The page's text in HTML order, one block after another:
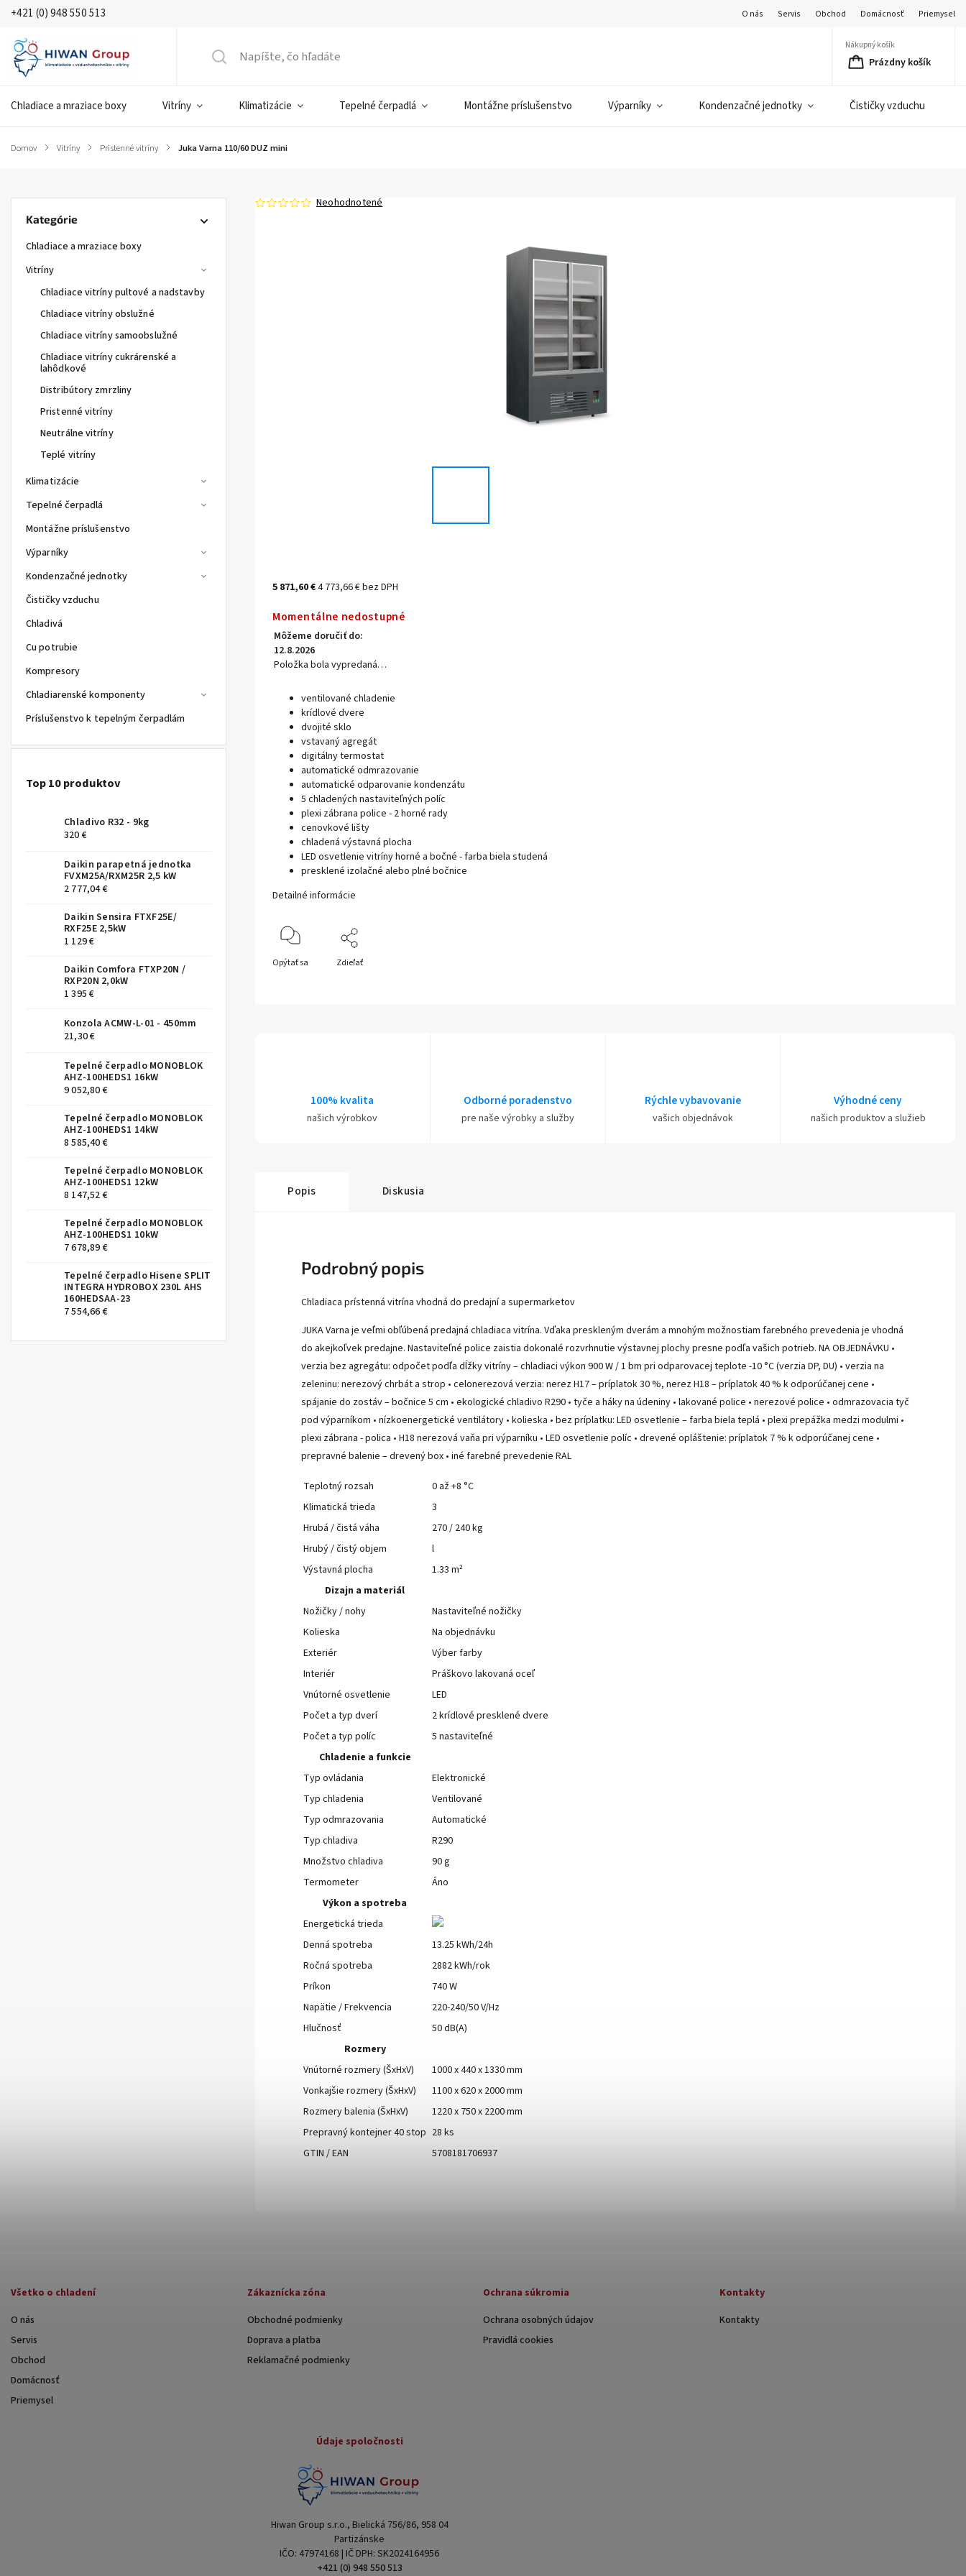
+421 (0) 948 550 513 O nás Servis Obchod Domácnosť Priemysel
Nákupný košík
Prázdny košík
Chladiace a mraziace boxy Vitríny Klimatizácie Tepelné čerpadlá Montážne príslušenstvo Výparníky Kondenzačné jednotky Čističky vzduchu
Domov / Vitríny / Pristenné vitríny / Juka Varna 110/60 DUZ mini
Kategórie
Chladiace a mraziace boxy
Vitríny
Chladiace vitríny pultové a nadstavby
Chladiace vitríny obslužné
Chladiace vitríny samoobslužné
Chladiace vitríny cukrárenské a
lahôdkové
Distribútory zmrzliny
Pristenné vitríny
Neutrálne vitríny
Teplé vitríny
Klimatizácie
Tepelné čerpadlá
Montážne príslušenstvo
Výparníky
Kondenzačné jednotky
Čističky vzduchu
Chladivá
Cu potrubie
Kompresory
Chladiarenské komponenty
Príslušenstvo k tepelným čerpadlám
Top 10 produktov
Chladivo R32 - 9kg
320 €
Daikin parapetná jednotka
FVXM25A/RXM25R 2,5 kW
2 777,04 €
Daikin Sensira FTXF25E/
RXF25E 2,5kW
1 129 €
Daikin Comfora FTXP20N /
RXP20N 2,0kW
1 395 €
Konzola ACMW-L-01 - 450mm
21,30 €
Tepelné čerpadlo MONOBLOK
AHZ-100HEDS1 16kW
9 052,80 €
Tepelné čerpadlo MONOBLOK
AHZ-100HEDS1 14kW
8 585,40 €
Tepelné čerpadlo MONOBLOK
AHZ-100HEDS1 12kW
8 147,52 €
Tepelné čerpadlo MONOBLOK
AHZ-100HEDS1 10kW
7 678,89 €
Tepelné čerpadlo Hisene SPLIT
INTEGRA HYDROBOX 230L AHS
160HEDSAA-23
7 554,66 €
Neohodnotené
5 871,60 €4 773,66 € bez DPH
Momentálne nedostupné
Môžeme doručiť do:
12.8.2026
Položka bola vypredaná…
ventilované chladenie
krídlové dvere
dvojité sklo
vstavaný agregát
digitálny termostat
automatické odmrazovanie
automatické odparovanie kondenzátu
5 chladených nastaviteľných políc
plexi zábrana police - 2 horné rady
cenovkové lišty
chladená výstavná plocha
LED osvetlenie vitríny horné a bočné - farba biela studená
presklené izolačné alebo plné bočnice
Detailné informácie
Opýtať sa Zdieľať
100% kvalita
našich výrobkov
Odborné poradenstvo
pre naše výrobky a služby
Rýchle vybavovanie
vašich objednávok
Výhodné ceny
našich produktov a služieb
Popis Diskusia
Podrobný popis
Chladiaca prístenná vitrína vhodná do predajní a supermarketov
JUKA Varna je veľmi obľúbená predajná chladiaca vitrína. Vďaka preskleným dverám a mnohým možnostiam farebného prevedenia je vhodná
do akejkoľvek predajne. Nastaviteľné police zaistia dokonalé rozvrhnutie výstavnej plochy presne podľa vašich potrieb. NA OBJEDNÁVKU •
verzia bez agregátu: odpočet podľa dĺžky vitríny – chladiaci výkon 900 W / 1 bm pri odparovacej teplote -10 °C (verzia DP, DU) • verzia na
zeleninu: nerezový chrbát a strop • celonerezová verzia: nerez H17 – príplatok 30 %, nerez H18 – príplatok 40 % k odporúčanej cene •
spájanie do zostáv – bočnice 5 cm • ekologické chladivo R290 • tyče a háky na údeniny • lakované police • nerezové police • odmrazovacia tyč
pod výparníkom • nízkoenergetické ventilátory • kolieska • bez príplatku: LED osvetlenie – farba biela teplá • plexi prepážka medzi modulmi •
plexi zábrana - polica • H18 nerezová vaňa pri výparníku • LED osvetlenie políc • drevené opláštenie: príplatok 7 % k odporúčanej cene •
prepravné balenie – drevený box • iné farebné prevedenie RAL
Teplotný rozsah
0 až +8 °C
Klimatická trieda
3
Hrubá / čistá váha
270 / 240 kg
Hrubý / čistý objem
l
Výstavná plocha
1.33 m²
Dizajn a materiál
Nožičky / nohy
Nastaviteľné nožičky
Kolieska
Na objednávku
Exteriér
Výber farby
Interiér
Práškovo lakovaná oceľ
Vnútorné osvetlenie
LED
Počet a typ dverí
2 krídlové presklené dvere
Počet a typ políc
5 nastaviteľné
Chladenie a funkcie
Typ ovládania
Elektronické
Typ chladenia
Ventilované
Typ odmrazovania
Automatické
Typ chladiva
R290
Množstvo chladiva
90 g
Termometer
Áno
Výkon a spotreba
Energetická trieda
Denná spotreba
13.25 kWh/24h
Ročná spotreba
2882 kWh/rok
Príkon
740 W
Napätie / Frekvencia
220-240/50 V/Hz
Hlučnosť
50 dB(A)
Rozmery
Vnútorné rozmery (ŠxHxV)
1000 x 440 x 1330 mm
Vonkajšie rozmery (ŠxHxV)
1100 x 620 x 2000 mm
Rozmery balenia (ŠxHxV)
1220 x 750 x 2200 mm
Prepravný kontejner 40 stop 28 ks
GTIN / EAN
5708181706937
Všetko o chladení
O nás
Servis
Obchod
Domácnosť
Priemysel
Zákaznícka zóna
Obchodné podmienky
Doprava a platba
Reklamačné podmienky
Ochrana súkromia
Ochrana osobných údajov
Pravidlá cookies
Kontakty
Kontakty
Údaje spoločnosti
Hiwan Group s.r.o., Bielická 756/86, 958 04
Partizánske
IČO: 47974168 | IČ DPH: SK2024164956
+421 (0) 948 550 513